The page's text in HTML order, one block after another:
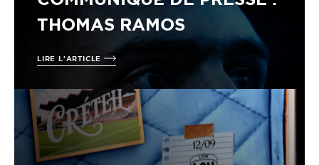
THOMAS RAMOS
LIRE L'ARTICLE